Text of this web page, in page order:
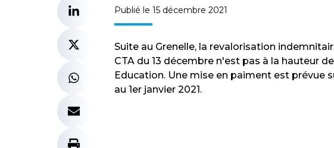
Publié le 15 décembre 2021
Suite au Grenelle, la revalorisation
CTA du 13 décembre n'est pas à la hauteur
Education. Une mise en paiment est prévue
au 1er janvier 2021.